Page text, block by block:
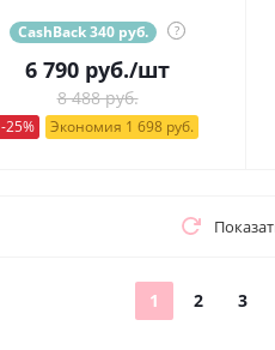
CashBack 340 руб. ?
6 790 руб./шт
8 488 руб.
-25% Экономия 1 698 руб.
1 2 3